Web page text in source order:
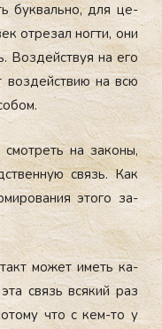
бук­валь­но, для це­
от­ре­зал ног­ти, они
Воз­дей­ствуя на его
воз­дей­ствию на всю
на за­коны,
связь. Как
это­го за­
мо­жет иметь ка­
связь вся­кий раз
что с кем-то у